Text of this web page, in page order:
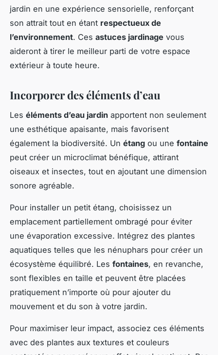
jardin en une expérience sensorielle, renforçant
son attrait tout en étant respectueux de
l’environnement. Ces astuces jardinage vous
aideront à tirer le meilleur parti de votre espace
extérieur à toute heure.
Incorporer des éléments d’eau
Les éléments d’eau jardin apportent non seulement
une esthétique apaisante, mais favorisent
également la biodiversité. Un étang ou une fontaine
peut créer un microclimat bénéfique, attirant
oiseaux et insectes, tout en ajoutant une dimension
sonore agréable.
Pour installer un petit étang, choisissez un
emplacement partiellement ombragé pour éviter
une évaporation excessive. Intégrez des plantes
aquatiques telles que les nénuphars pour créer un
écosystème équilibré. Les fontaines, en revanche,
sont flexibles en taille et peuvent être placées
pratiquement n’importe où pour ajouter du
mouvement et du son à votre jardin.
Pour maximiser leur impact, associez ces éléments
avec des plantes aux textures et couleurs